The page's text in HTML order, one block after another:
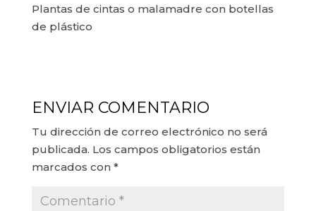
Plantas de cintas o malamadre con botellas
de plástico
ENVIAR COMENTARIO
Tu dirección de correo electrónico no será
publicada. Los campos obligatorios están
marcados con *